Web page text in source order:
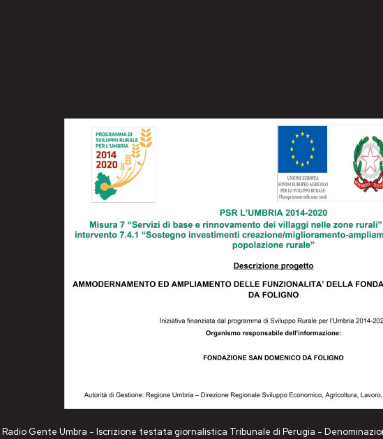
Gente Umbra - Iscrizione testata giornalistica Tribunale di Perugia -